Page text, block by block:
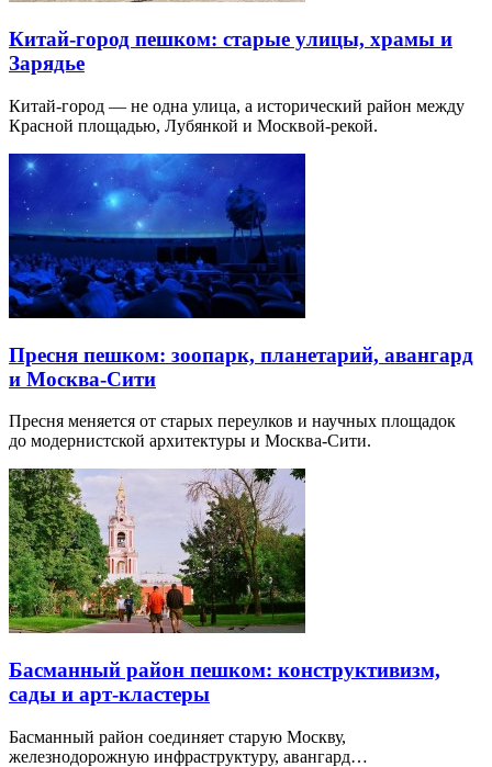
Китай-город пешком: старые улицы, храмы и
Зарядье
Китай-город — не одна улица, а исторический район между
Красной площадью, Лубянкой и Москвой-рекой.
Пресня пешком: зоопарк, планетарий, авангард
и Москва-Сити
Пресня меняется от старых переулков и научных площадок
до модернистской архитектуры и Москва-Сити.
Басманный район пешком: конструктивизм,
сады и арт-кластеры
Басманный район соединяет старую Москву,
железнодорожную инфраструктуру, авангард…